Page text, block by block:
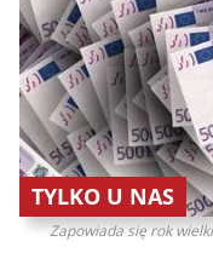
Zapowiada się rok
TYLKO U NAS